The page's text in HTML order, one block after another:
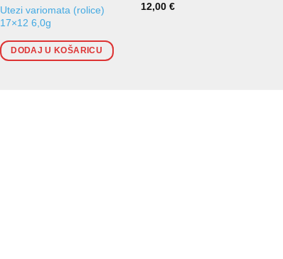
Utezi variomata (rolice)
17×12 6,0g
12,00€
DODAJ U KOŠARICU